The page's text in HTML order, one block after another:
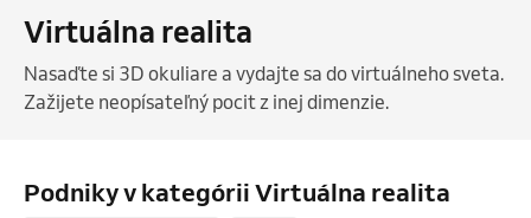
Virtuálna realita
Nasaďte si 3D okuliare a vydajte sa do virtuálneho sveta.
Zažijete neopísateľný pocit z inej dimenzie.
Podniky v kategórii Virtuálna realita